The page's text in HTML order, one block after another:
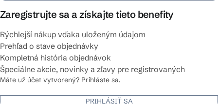
Zaregistrujte sa a získajte tieto benefity
Rýchlejší nákup vďaka uloženým údajom
Prehľad o stave objednávky
Kompletná história objednávok
Špeciálne akcie, novinky a zľavy pre registrovaných
Máte už účet vytvorený? Prihláste sa.
PRIHLÁSIŤ SA